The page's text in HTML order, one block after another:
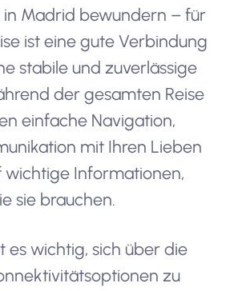
in Madrid bewundern – für
ist eine gute Verbindung
stabile und zuverlässige
der gesamten Reise
einfache Navigation,
mit Ihren Lieben
wichtige Informationen,
sie brauchen.
es wichtig, sich über die
zu